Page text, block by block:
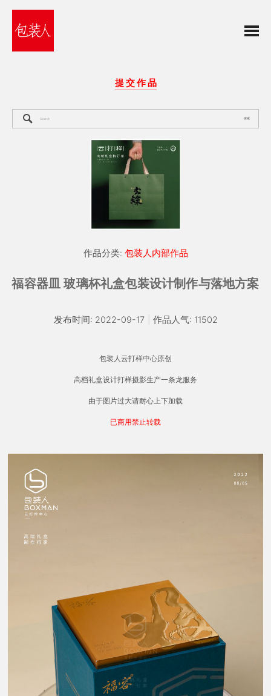
提 交 作 品
搜索
作品分类: 包装人内部作品
福容器皿 玻璃杯礼盒包装设计制作与落地方案
发布时间: 2022-09-17 作品人气: 11502
包装人云打样中心原创
高档礼盒设计打样摄影生产一条龙服务
由于图片过大请耐心上下加载
已商用禁止转载